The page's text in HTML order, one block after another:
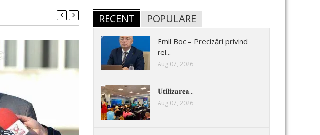
RECENT POPULARE
Emil Boc – Precizări privind
rel...
Aug 07, 2026
𝐔𝐭𝐢𝐥𝐢𝐳𝐚𝐫𝐞𝐚...
Aug 07, 2026